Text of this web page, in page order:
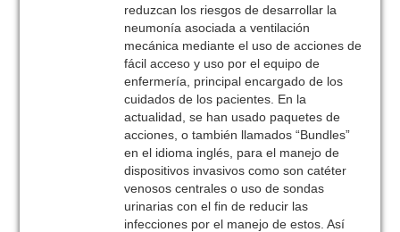
reduzcan los riesgos de desarrollar la
neumonía asociada a ventilación
mecánica mediante el uso de acciones de
fácil acceso y uso por el equipo de
enfermería, principal encargado de los
cuidados de los pacientes. En la
actualidad, se han usado paquetes de
acciones, o también llamados “Bundles”
en el idioma inglés, para el manejo de
dispositivos invasivos como son catéter
venosos centrales o uso de sondas
urinarias con el fin de reducir las
infecciones por el manejo de estos. Así